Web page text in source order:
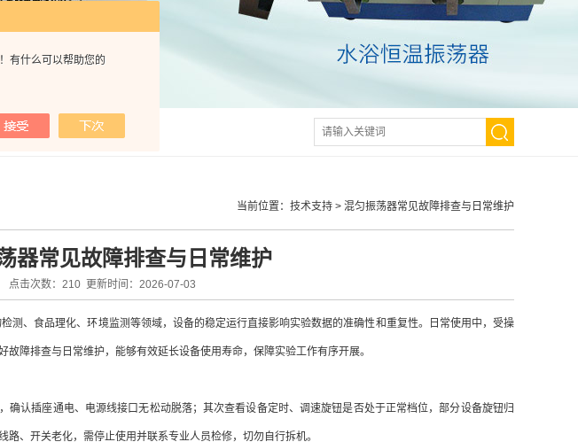
有什么可以帮助您的
当前位置： 技术支持 > 混匀振荡器常见故障排查与日常维护
器常见故障排查与日常维护
点击次数：210 更新时间：2026-07-03
、食品理化、环境监测等领域，设备的稳定运行直接影响实验数据的准确性和重复性。日常使用中，受操
障排查与日常维护，能够有效延长设备使用寿命，保障实验工作有序开展。
认插座通电、电源线接口无松动脱落；其次查看设备定时、调速旋钮是否处于正常档位，部分设备旋钮归
、开关老化，需停止使用并联系专业人员检修，切勿自行拆机。